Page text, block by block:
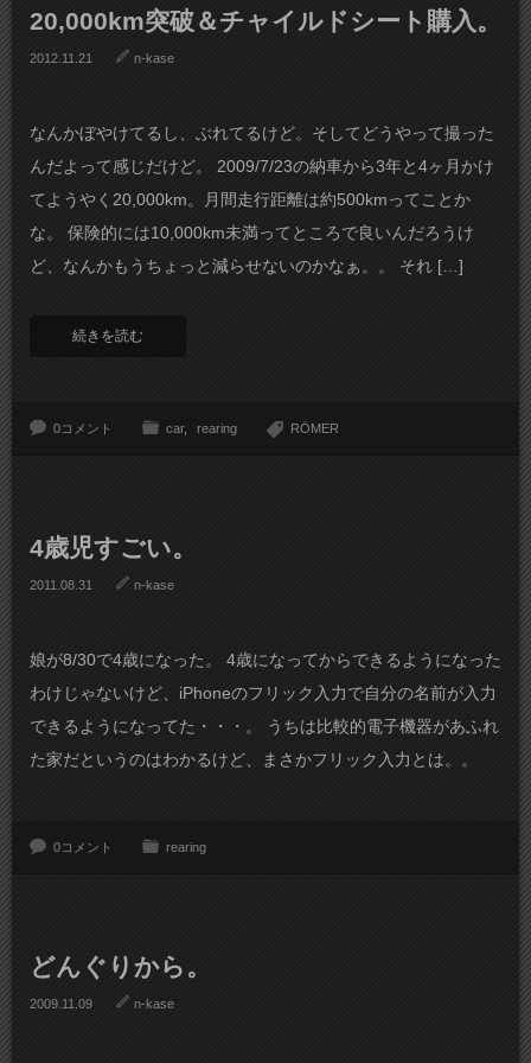
20,000km突破＆チャイルドシート購入。
2012.11.21 n-kase
なんかぼやけてるし、ぶれてるけど。そしてどうやって撮った
んだよって感じだけど。 2009/7/23の納車から3年と4ヶ月かけ
てようやく20,000km。月間走行距離は約500kmってことか
な。 保険的には10,000km未満ってところで良いんだろうけ
ど、なんかもうちょっと減らせないのかなぁ。。 それ […]
続きを読む
0コメント car rearing RÖMER
4歳児すごい。
2011.08.31 n-kase
娘が8/30で4歳になった。 4歳になってからできるようになった
わけじゃないけど、iPhoneのフリック入力で自分の名前が入力
できるようになってた・・・。 うちは比較的電子機器があふれ
た家だというのはわかるけど、まさかフリック入力とは。。
0コメント rearing
どんぐりから。
2009.11.09 n-kase